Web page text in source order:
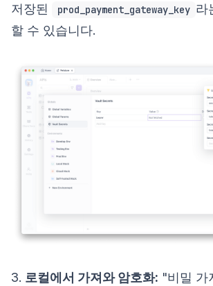
저장된
prod_payment_gateway_key 라
할 수 있습니다.
3. 로컬에서 가져와 암호화: "비밀 가